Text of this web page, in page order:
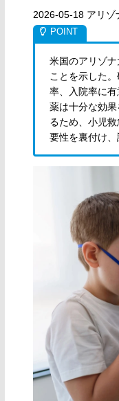
2026-05-18 アリゾ
米国のアリゾ
ことを示した
率、入院率に
薬は十分な効
るため、小児
要性を裏付け、